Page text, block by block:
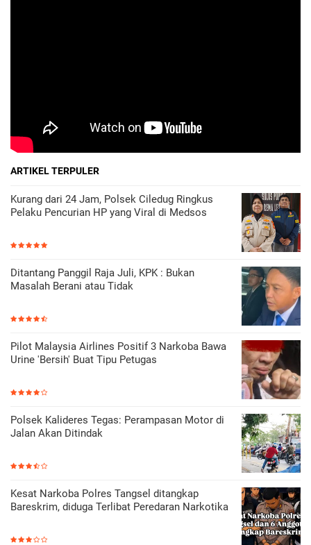
ARTIKEL TERPULER
Kurang dari 24 Jam, Polsek Ciledug Ringkus
Pelaku Pencurian HP yang Viral di Medsos
Ditantang Panggil Raja Juli, KPK : Bukan
Masalah Berani atau Tidak
Pilot Malaysia Airlines Positif 3 Narkoba Bawa
Urine 'Bersih' Buat Tipu Petugas
Polsek Kalideres Tegas: Perampasan Motor di
Jalan Akan Ditindak
Kesat Narkoba Polres Tangsel ditangkap
Bareskrim, diduga Terlibat Peredaran Narkotika